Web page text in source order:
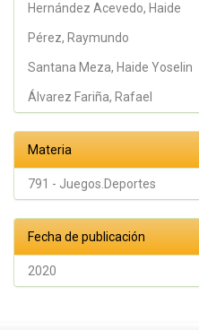
Hernández Acevedo, Haide
Pérez, Raymundo
Santana Meza, Haide Yoselin
Álvarez Fariña, Rafael
Materia
791 - Juegos.Deportes
Fecha de publicación
2020